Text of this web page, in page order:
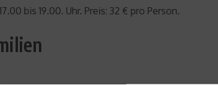
bis 19.00. Uhr. Preis: 32 € pro Person.